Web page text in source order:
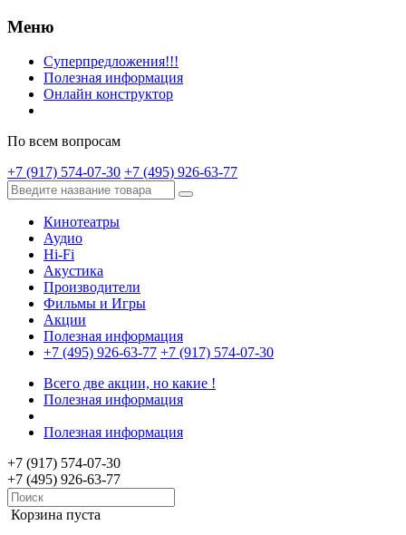
Меню
Суперпредложения!!!
Полезная информация
Онлайн конструктор
По всем вопросам
+7 (917) 574-07-30 +7 (495) 926-63-77
Кинотеатры
Аудио
Hi-Fi
Акустика
Производители
Фильмы и Игры
Акции
Полезная информация
+7 (495) 926-63-77 +7 (917) 574-07-30
Всего две акции, но какие !
Полезная информация
Полезная информация
+7 (917) 574-07-30
+7 (495) 926-63-77
Корзина пуста